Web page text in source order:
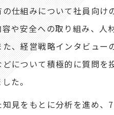
仕組みについて社員向
や安全への取り組み、人
、経営戦略インタビュ
について積極的に質問を
た。
をもとに分析を進め、